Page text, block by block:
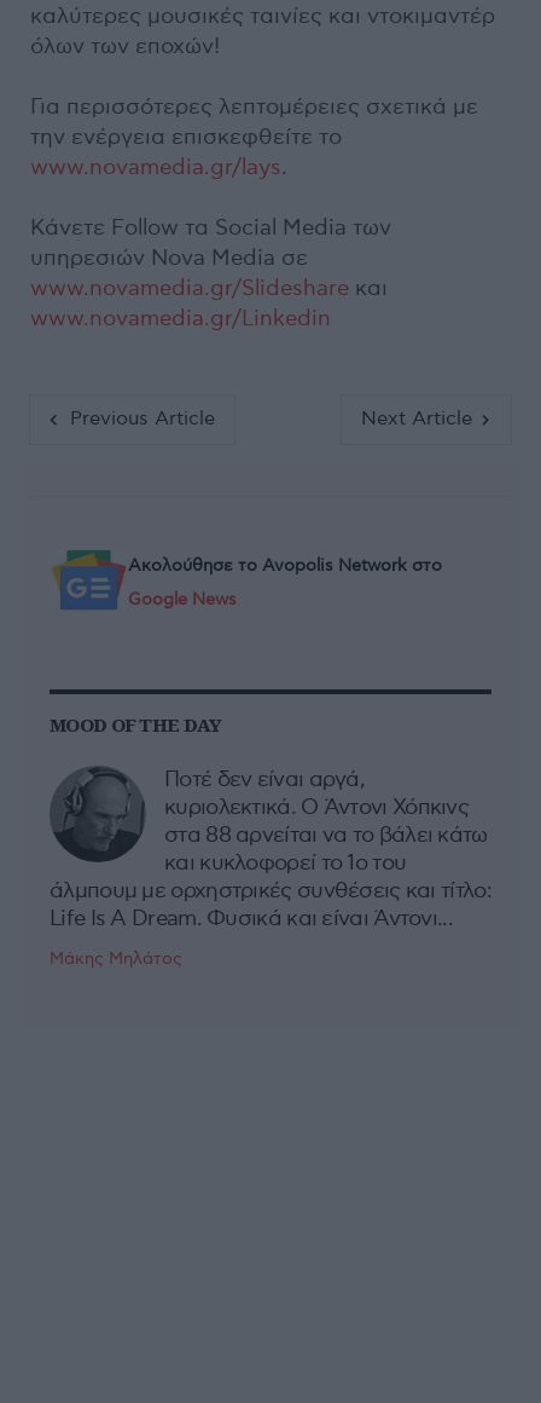
καλύτερες μουσικές ταινίες και ντοκιμαντέρ
όλων των εποχών!
Για περισσότερες λεπτομέρειες σχετικά με
την ενέργεια επισκεφθείτε το
www.novamedia.gr/lays.
Κάνετε Follow τα Social Media των
υπηρεσιών Nova Media σε
www.novamedia.gr/Slideshare και
www.novamedia.gr/Linkedin
Previous Article Next Article
Ακολούθησε το Avopolis Network στο
Google News
MOOD OF THE DAY
Ποτέ δεν είναι αργά,
κυριολεκτικά. Ο Άντονι Χόπκινς
στα 88 αρνείται να το βάλει κάτω
και κυκλοφορεί το 1ο του
άλμπουμ με ορχηστρικές συνθέσεις και τίτλο:
Life Is A Dream. Φυσικά και είναι Άντονι...
Μάκης Μηλάτος